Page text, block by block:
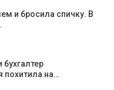
и бросила спичку. В
бухгалтер
похитила на…